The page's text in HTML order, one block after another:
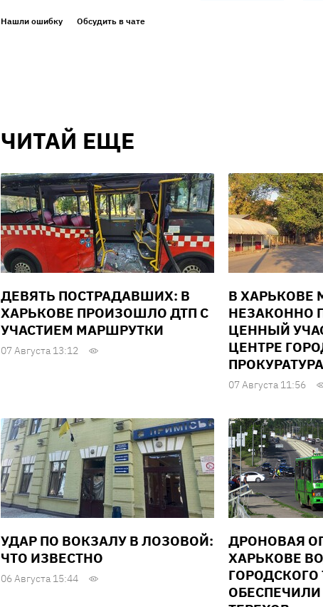
Нашли ошибку Обсудить в чате
ЧИТАЙ ЕЩЕ
ДЕВЯТЬ ПОСТРАДАВШИХ: В
ХАРЬКОВЕ ПРОИЗОШЛО ДТП С
УЧАСТИЕМ МАРШРУТКИ
07 Августа 13:12
В ХАРЬКОВЕ
НЕЗАКОННО
ЦЕННЫЙ
ЦЕНТРЕ
ПРОКУРАТУРА
07 Августа 11:56
УДАР ПО ВОКЗАЛУ В ЛОЗОВОЙ:
ЧТО ИЗВЕСТНО
06 Августа 15:44
ДРОНОВАЯ
ХАРЬКОВЕ
ГОРОДСКОГО